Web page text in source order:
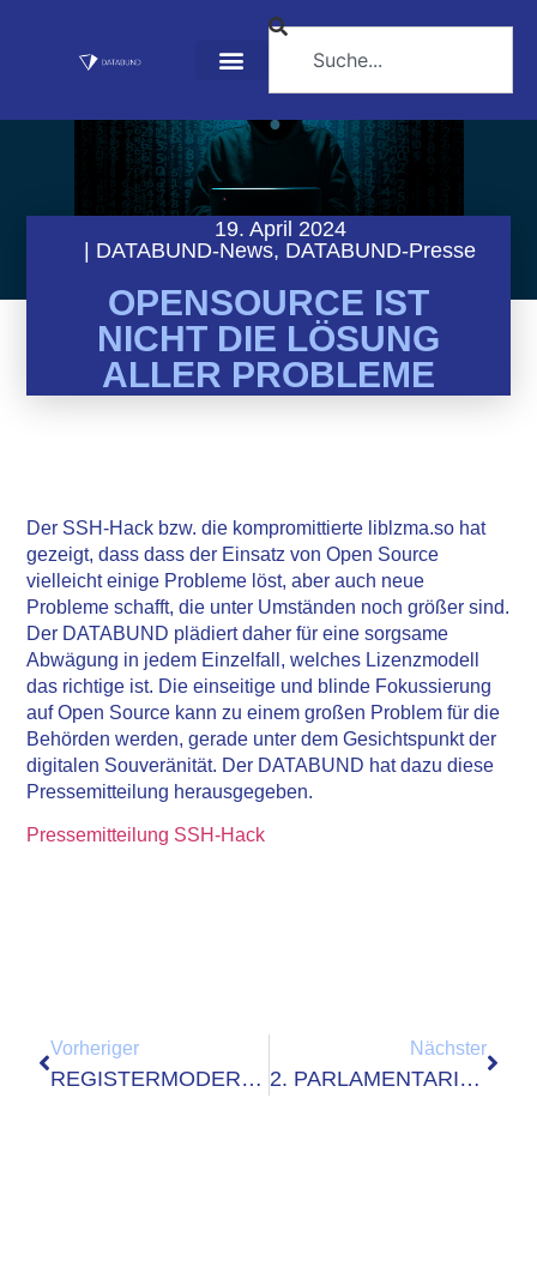
19. April 2024
DATABUND-News, DATABUND-Presse
OPENSOURCE IST
NICHT DIE LÖSUNG
ALLER PROBLEME
Der SSH-Hack bzw. die kompromittierte liblzma.so hat
gezeigt, dass dass der Einsatz von Open Source
vielleicht einige Probleme löst, aber auch neue
Probleme schafft, die unter Umständen noch größer sind.
Der DATABUND plädiert daher für eine sorgsame
Abwägung in jedem Einzelfall, welches Lizenzmodell
das richtige ist. Die einseitige und blinde Fokussierung
auf Open Source kann zu einem großen Problem für die
Behörden werden, gerade unter dem Gesichtspunkt der
digitalen Souveränität. Der DATABUND hat dazu diese
Pressemitteilung herausgegeben.
Pressemitteilung SSH-Hack
Vorheriger
REGISTERMODERNISIERUNG IM MELDEWESEN EINFACH MACHEN – EIN PRAGMATISCHER ANSATZ VON VITAKO UND DATABUND
Nächster
2. PARLAMENTARISCHE DIGITALNACHT